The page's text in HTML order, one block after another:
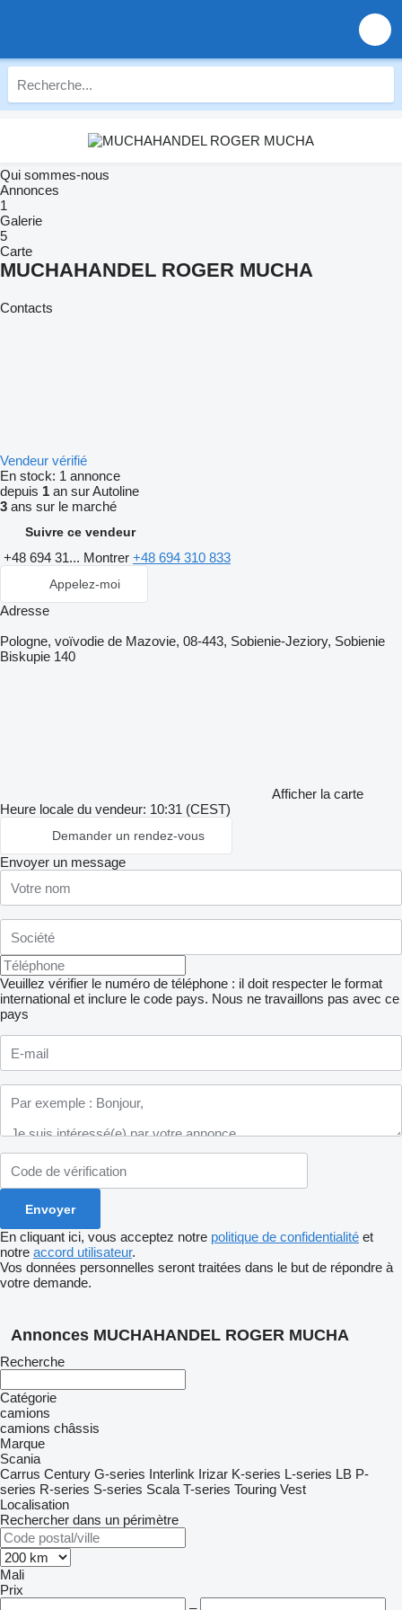
Qui sommes-nous
Annonces
1
Galerie
5
Carte
MUCHAHANDEL ROGER MUCHA
Contacts
Vendeur vérifié
En stock: 1 annonce
depuis 1 an sur Autoline
3 ans sur le marché
Suivre ce vendeur
+48 694 31... Montrer +48 694 310 833
Appelez-moi
Adresse
Pologne, voïvodie de Mazovie, 08-443, Sobienie-Jeziory, Sobienie
Biskupie 140
Afficher la carte
Heure locale du vendeur: 10:31 (CEST)
Demander un rendez-vous
Envoyer un message
Veuillez vérifier le numéro de téléphone : il doit respecter le format
international et inclure le code pays. Nous ne travaillons pas avec ce
pays
En cliquant ici, vous acceptez notre politique de confidentialité et
notre accord utilisateur.
Vos données personnelles seront traitées dans le but de répondre à
votre demande.
Annonces MUCHAHANDEL ROGER MUCHA
Recherche
Catégorie
camions
camions châssis
Marque
Scania
Carrus Century G-series Interlink Irizar K-series L-series LB P-
series R-series S-series Scala T-series Touring Vest
Localisation
Rechercher dans un périmètre
Mali
Prix